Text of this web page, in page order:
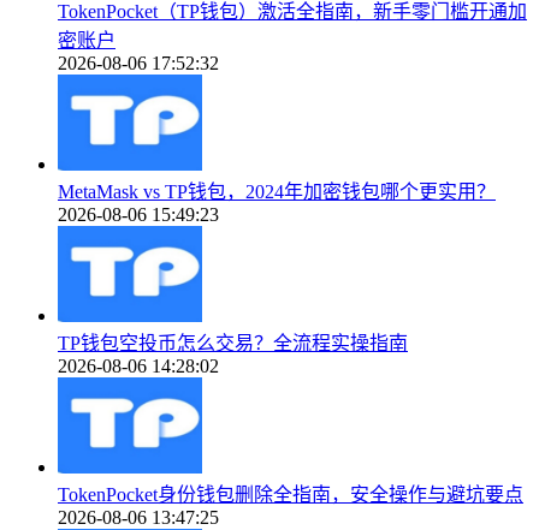
TokenPocket（TP钱包）激活全指南，新手零门槛开通加
密账户
2026-08-06 17:52:32
MetaMask vs TP钱包，2024年加密钱包哪个更实用？
2026-08-06 15:49:23
TP钱包空投币怎么交易？全流程实操指南
2026-08-06 14:28:02
TokenPocket身份钱包删除全指南，安全操作与避坑要点
2026-08-06 13:47:25